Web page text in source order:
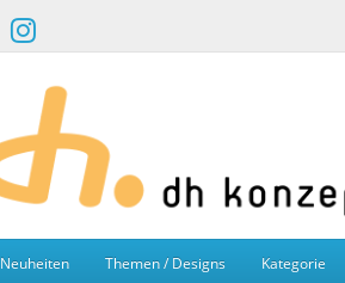
Neuheiten Themen / Designs Kategorie